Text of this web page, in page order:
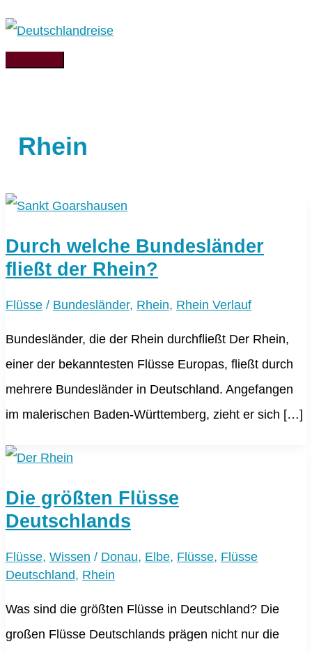
Zum
springenHauptmenü
Rhein
Durch welche Bundesländer
fließt der Rhein?
Flüsse / Bundesländer, Rhein, Rhein Verlauf
Bundesländer, die der Rhein durchfließt Der Rhein,
einer der bekanntesten Flüsse Europas, fließt durch
mehrere Bundesländer in Deutschland. Angefangen
im malerischen Baden-Württemberg, zieht er sich […]
Die größten Flüsse
Deutschlands
Flüsse, Wissen / Donau, Elbe, Flüsse, Flüsse
Deutschland, Rhein
Was sind die größten Flüsse in Deutschland? Die
großen Flüsse Deutschlands prägen nicht nur die